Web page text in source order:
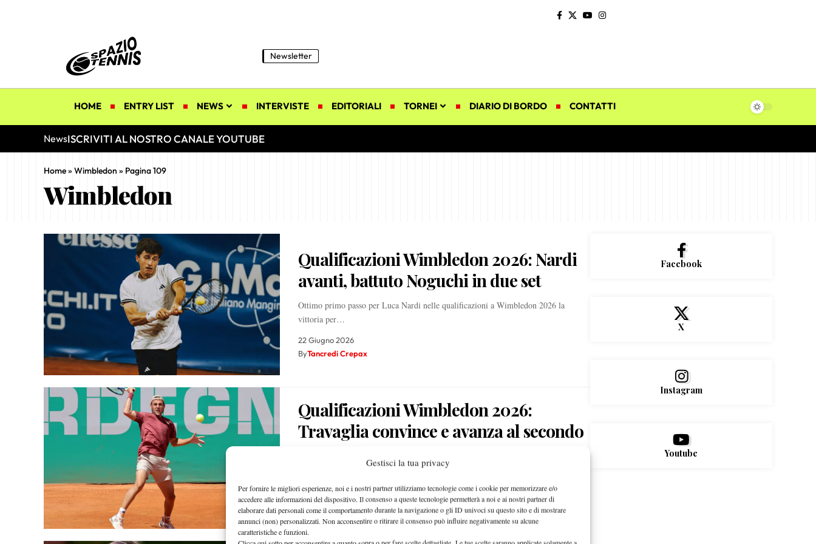
Gestisci la tua privacy
Per fornire le migliori esperienze, noi e i nostri partner utilizziamo tecnologie come i cookie per memorizzare e/o
accedere alle informazioni del dispositivo. Il consenso a queste tecnologie permetterà a noi e ai nostri partner di
elaborare dati personali come il comportamento durante la navigazione o gli ID univoci su questo sito e di mostrare
annunci (non) personalizzati. Non acconsentire o ritirare il consenso può influire negativamente su alcune
caratteristiche e funzioni.
Newsletter
HOME ENTRY LIST NEWS INTERVISTE EDITORIALI TORNEI DIARIO DI BORDO CONTATTI
NewsISCRIVITI AL NOSTRO CANALE YOUTUBE
Home» Wimbledon » Pagina 109
Wimbledon
Qualificazioni Wimbledon 2026: Nardi
avanti, battuto Noguchi in due set
Ottimo primo passo per Luca Nardi nelle qualificazioni a Wimbledon 2026 la
vittoria per…
22 Giugno 2026
ByTancredi Crepax
Qualificazioni Wimbledon 2026:
Travaglia convince e avanza al secondo
22 Giugno 2026
ByLuca Innocenti
Facebook
X
Instagram
Youtube